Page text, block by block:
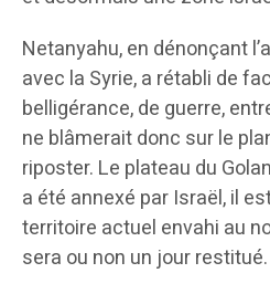
Netanyahu, en dénonçant
avec la Syrie, a rétabli de
belligérance, de guerre,
ne blâmerait donc sur le
riposter. Le plateau du
a été annexé par Israël, il
territoire actuel envahi au
sera ou non un jour restitué.